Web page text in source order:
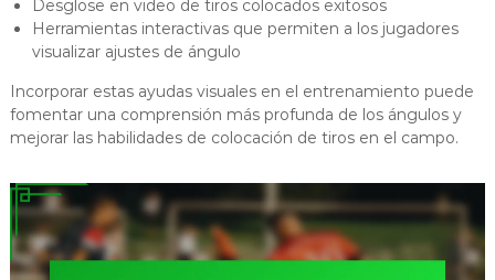
Desglose en video de tiros colocados exitosos
Herramientas interactivas que permiten a los jugadores
visualizar ajustes de ángulo
Incorporar estas ayudas visuales en el entrenamiento puede
fomentar una comprensión más profunda de los ángulos y
mejorar las habilidades de colocación de tiros en el campo.